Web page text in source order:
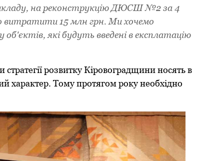
на реконструкцію ДЮСШ №2 за 4
витратити 15 млн грн. Ми хочемо
які будуть введені в експлатацію
розвитку Кіровоградщини носять в
характер. Тому протягом року необхідно